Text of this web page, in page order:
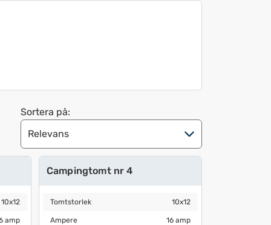
Sortera på:
10x12
amp
Campingtomt nr 4
Tomtstorlek
Tomtstorlek 10x12
Ampere 16 amp
Ampere 16 amp